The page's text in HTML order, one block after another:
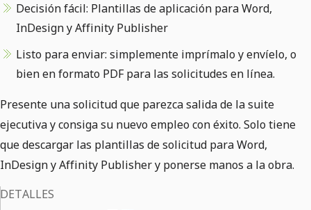
Decisión fácil: Plantillas de aplicación para Word,
InDesign y Affinity Publisher
Listo para enviar: simplemente imprímalo y envíelo, o
bien en formato PDF para las solicitudes en línea.
Presente una solicitud que parezca salida de la suite
ejecutiva y consiga su nuevo empleo con éxito. Solo tiene
que descargar las plantillas de solicitud para Word,
InDesign y Affinity Publisher y ponerse manos a la obra.
DETALLES